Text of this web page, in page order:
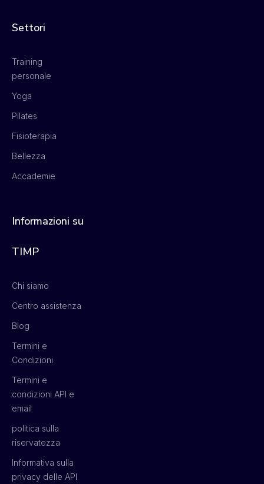
Settori
Training
personale
Yoga
Pilates
Fisioterapia
Bellezza
Accademie
Informazioni su
TIMP
Chi siamo
Centro assistenza
Blog
Termini e
Condizioni
Termini e
condizioni API e
email
politica sulla
riservatezza
Informativa sulla
privacy delle API